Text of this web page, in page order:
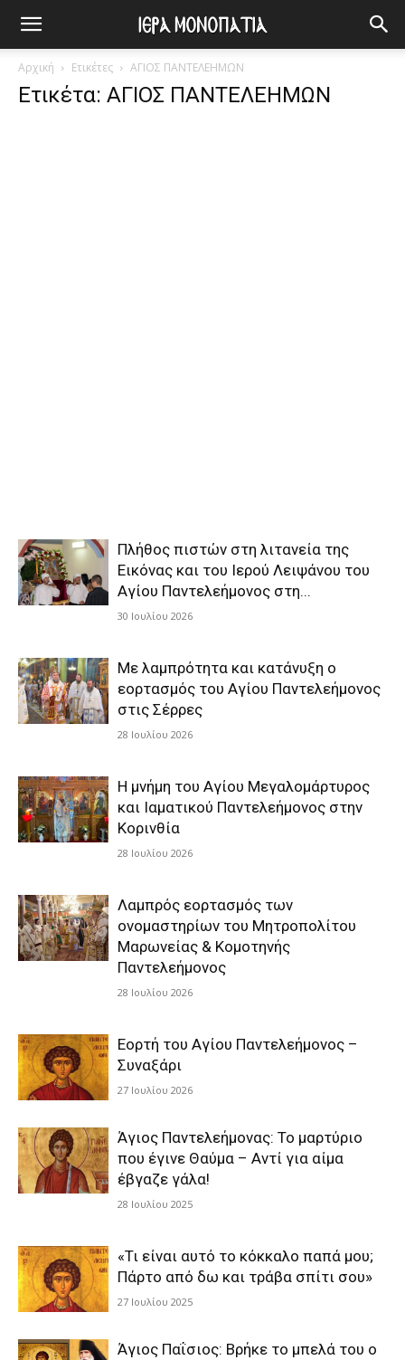
Αρχική Ετικέτες ΑΓΙΟΣ ΠΑΝΤΕΛΕΗΜΩΝ
Ετικέτα: ΑΓΙΟΣ ΠΑΝΤΕΛΕΗΜΩΝ
Πλήθος πιστών στη λιτανεία της
Εικόνας και του Ιερού Λειψάνου του
Αγίου Παντελεήμονος στη...
30 Ιουλίου 2026
Με λαμπρότητα και κατάνυξη ο
εορτασμός του Αγίου Παντελεήμονος
στις Σέρρες
28 Ιουλίου 2026
Η μνήμη του Αγίου Μεγαλομάρτυρος
και Ιαματικού Παντελεήμονος στην
Κορινθία
28 Ιουλίου 2026
Λαμπρός εορτασμός των
ονομαστηρίων του Μητροπολίτου
Μαρωνείας & Κομοτηνής
Παντελεήμονος
28 Ιουλίου 2026
Εορτή του Αγίου Παντελεήμονος –
Συναξάρι
27 Ιουλίου 2026
Άγιος Παντελεήμονας: Το μαρτύριο
που έγινε Θαύμα – Αντί για αίμα
έβγαζε γάλα!
28 Ιουλίου 2025
«Τι είναι αυτό το κόκκαλο παπά μου;
Πάρτο από δω και τράβα σπίτι σου»
27 Ιουλίου 2025
Άγιος Παΐσιος: Βρήκε το μπελά του ο